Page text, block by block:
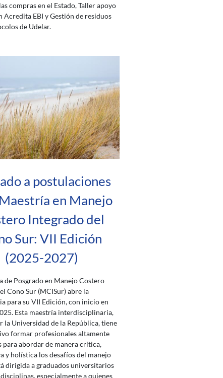
compras en el Estado, Taller apoyo
Acredita EBI y Gestión de residuos
de Udelar.
a postulaciones
en Manejo
Integrado del
Sur: VII Edición
(2025-2027)
de Posgrado en Manejo Costero
Cono Sur (MCISur) abre la
para su VII Edición, con inicio en
Esta maestría interdisciplinaria,
la Universidad de la República, tiene
formar profesionales altamente
para abordar de manera crítica,
y holística los desafíos del manejo
dirigida a graduados universitarios
especialmente a quienes